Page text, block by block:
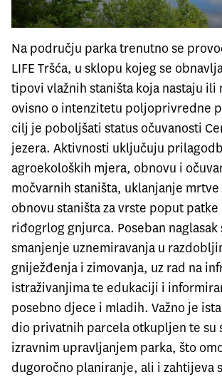
Na području parka trenutno se
LIFE Tršća, u sklopu kojeg se
tipovi vlažnih staništa koja nastaju ili
ovisno o intenzitetu poljoprivredne
cilj je poboljšati status očuvanosti
jezera. Aktivnosti uključuju
agroekoloških mjera, obnovu i
močvarnih staništa, uklanjanje
obnovu staništa za vrste poput
riđogrlog gnjurca. Poseban naglasak
smanjenje uznemiravanja u
gniježđenja i zimovanja, uz rad na
istraživanjima te edukaciji i
posebno djece i mladih. Važno je
dio privatnih parcela otkupljen te su
izravnim upravljanjem parka, što
dugoročno planiranje, ali i zahtijeva